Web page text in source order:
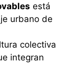
está
urbano de
colectiva
integran